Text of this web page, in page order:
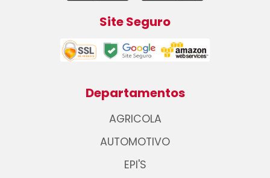
Site Seguro
Departamentos
AGRICOLA
AUTOMOTIVO
EPI'S